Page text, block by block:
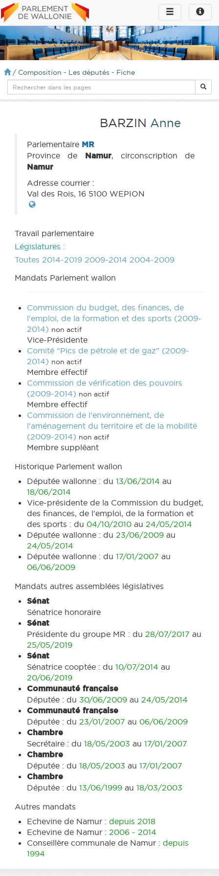
Toggle
infos
Toggle
navigation
/ Composition - Les députés - Fiche
BARZIN Anne
Parlementaire MR
Province de Namur, circonscription de
Namur
Adresse courrier :
Val des Rois, 16 5100 WEPION
Travail parlementaire
Législatures :
Toutes 2014-2019 2009-2014 2004-2009
Mandats Parlement wallon
Commission du budget, des finances, de
l'emploi, de la formation et des sports (2009-
2014) non actif
Vice-Présidente
Comité "Pics de pétrole et de gaz" (2009-
2014) non actif
Membre effectif
Commission de vérification des pouvoirs
(2009-2014) non actif
Membre effectif
Commission de l'environnement, de
l'aménagement du territoire et de la mobilité
(2009-2014) non actif
Membre suppléant
Historique Parlement wallon
Députée wallonne : du 13/06/2014 au
18/06/2014
Vice-présidente de la Commission du budget,
des finances, de l'emploi, de la formation et
des sports : du 04/10/2010 au 24/05/2014
Députée wallonne : du 23/06/2009 au
24/05/2014
Députée wallonne : du 17/01/2007 au
06/06/2009
Mandats autres assemblées législatives
Sénat
Sénatrice honoraire
Sénat
Présidente du groupe MR : du 28/07/2017 au
25/05/2019
Sénat
Sénatrice cooptée : du 10/07/2014 au
20/06/2019
Communauté française
Députée : du 30/06/2009 au 24/05/2014
Communauté française
Députée : du 23/01/2007 au 06/06/2009
Chambre
Secrétaire : du 18/05/2003 au 17/01/2007
Chambre
Députée : du 18/05/2003 au 17/01/2007
Chambre
Députée : du 13/06/1999 au 18/03/2003
Autres mandats
Echevine de Namur : depuis 2018
Echevine de Namur : 2006 - 2014
Conseillère communale de Namur : depuis
1994